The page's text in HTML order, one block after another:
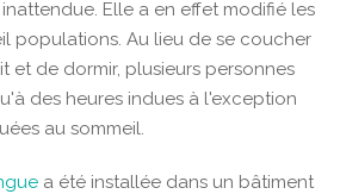
Elle a en effet modifié les
populations. Au lieu de se coucher
et de dormir, plusieurs personnes
des heures indues à l'exception
au sommeil.
a été installée dans un bâtiment